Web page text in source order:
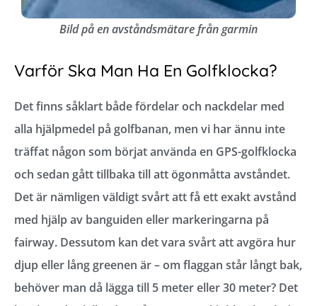
Bild på en avståndsmätare från garmin
Varför Ska Man Ha En Golfklocka?
Det finns såklart både fördelar och nackdelar med
alla hjälpmedel på golfbanan, men vi har ännu inte
träffat någon som börjat använda en GPS-golfklocka
och sedan gått tillbaka till att ögonmåtta avståndet.
Det är nämligen väldigt svårt att få ett exakt avstånd
med hjälp av banguiden eller markeringarna på
fairway. Dessutom kan det vara svårt att avgöra hur
djup eller lång greenen är – om flaggan står långt bak,
behöver man då lägga till 5 meter eller 30 meter? Det